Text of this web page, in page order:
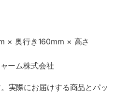
× 奥行き160mm × 高さ
ーム株式会社
実際にお届けする商品とパッ